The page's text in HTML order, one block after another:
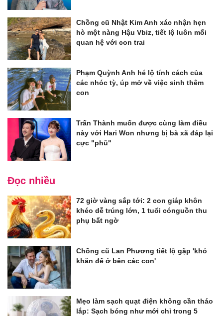
Chồng cũ Nhật Kim Anh xác nhận hẹn
hò một nàng Hậu Vbiz, tiết lộ luôn mối
quan hệ với con trai
Phạm Quỳnh Anh hé lộ tính cách của
các nhóc tỳ, úp mở về việc sinh thêm
con
Trấn Thành muốn được cùng làm điều
này với Hari Won nhưng bị bà xã đáp lại
cực "phũ"
Đọc nhiều
72 giờ vàng sắp tới: 2 con giáp khôn
khéo dễ trúng lớn, 1 tuổi cónguồn thu
phụ bất ngờ
Chồng cũ Lan Phương tiết lộ gặp 'khó
khăn để ở bên các con'
Mẹo làm sạch quạt điện không cần tháo
lắp: Sạch bóng như mới chỉ trong 5